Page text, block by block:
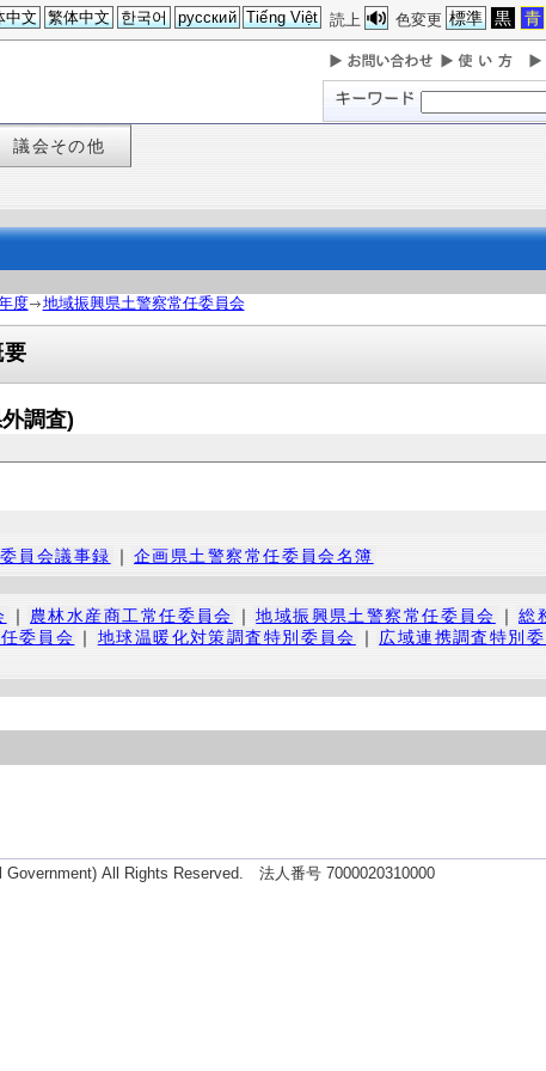
色変更 標準 黒 青
読上
中文 繁体中文 한국어 русский Tiếng Việt
議会その他
度 地域振興県土警察常任委員会
調査)
員会議事録 ｜ 企画県土警察常任委員会名簿
｜ 農林水産商工常任委員会 ｜ 地域振興県土警察常任委員会 ｜ 総
委員会 ｜ 地球温暖化対策調査特別委員会 ｜ 広域連携調査特別
Government) All Rights Reserved. 法人番号 7000020310000